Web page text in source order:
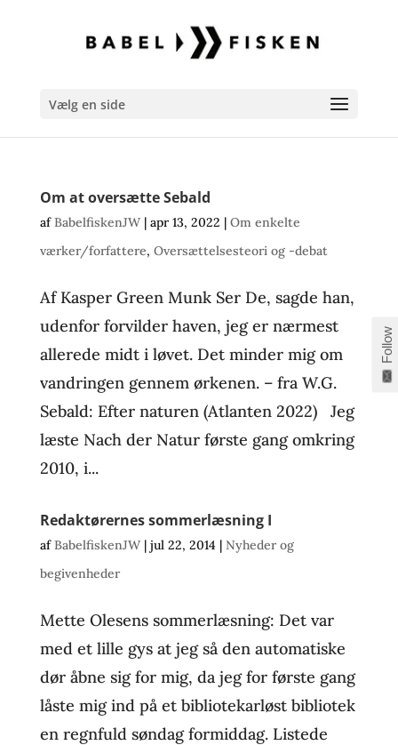
Vælg en side
Om at oversætte Sebald
afBabelfiskenJW| apr 13, 2022 | Om enkelte
værker/forfattere, Oversættelsesteori og -debat
Af Kasper Green Munk Ser De, sagde han,
udenfor forvilder haven, jeg er nærmest
allerede midt i løvet. Det minder mig om
vandringen gennem ørkenen. – fra W.G.
Sebald: Efter naturen (Atlanten 2022) Jeg
læste Nach der Natur første gang omkring
2010, i...
Redaktørernes sommerlæsning I
afBabelfiskenJW| jul 22, 2014 | Nyheder og
begivenheder
Mette Olesens sommerlæsning: Det var
med et lille gys at jeg så den automatiske
dør åbne sig for mig, da jeg for første gang
låste mig ind på et bibliotekarløst bibliotek
en regnfuld søndag formiddag. Listede
Follow